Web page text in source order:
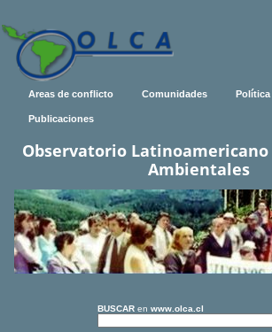
Areas de conflicto Comunidades
Publicaciones
Observatorio Latinoamericano
Ambientales
BUSCAR en www.olca.cl